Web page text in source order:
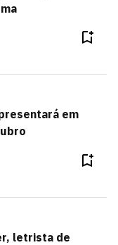
em
letrista de